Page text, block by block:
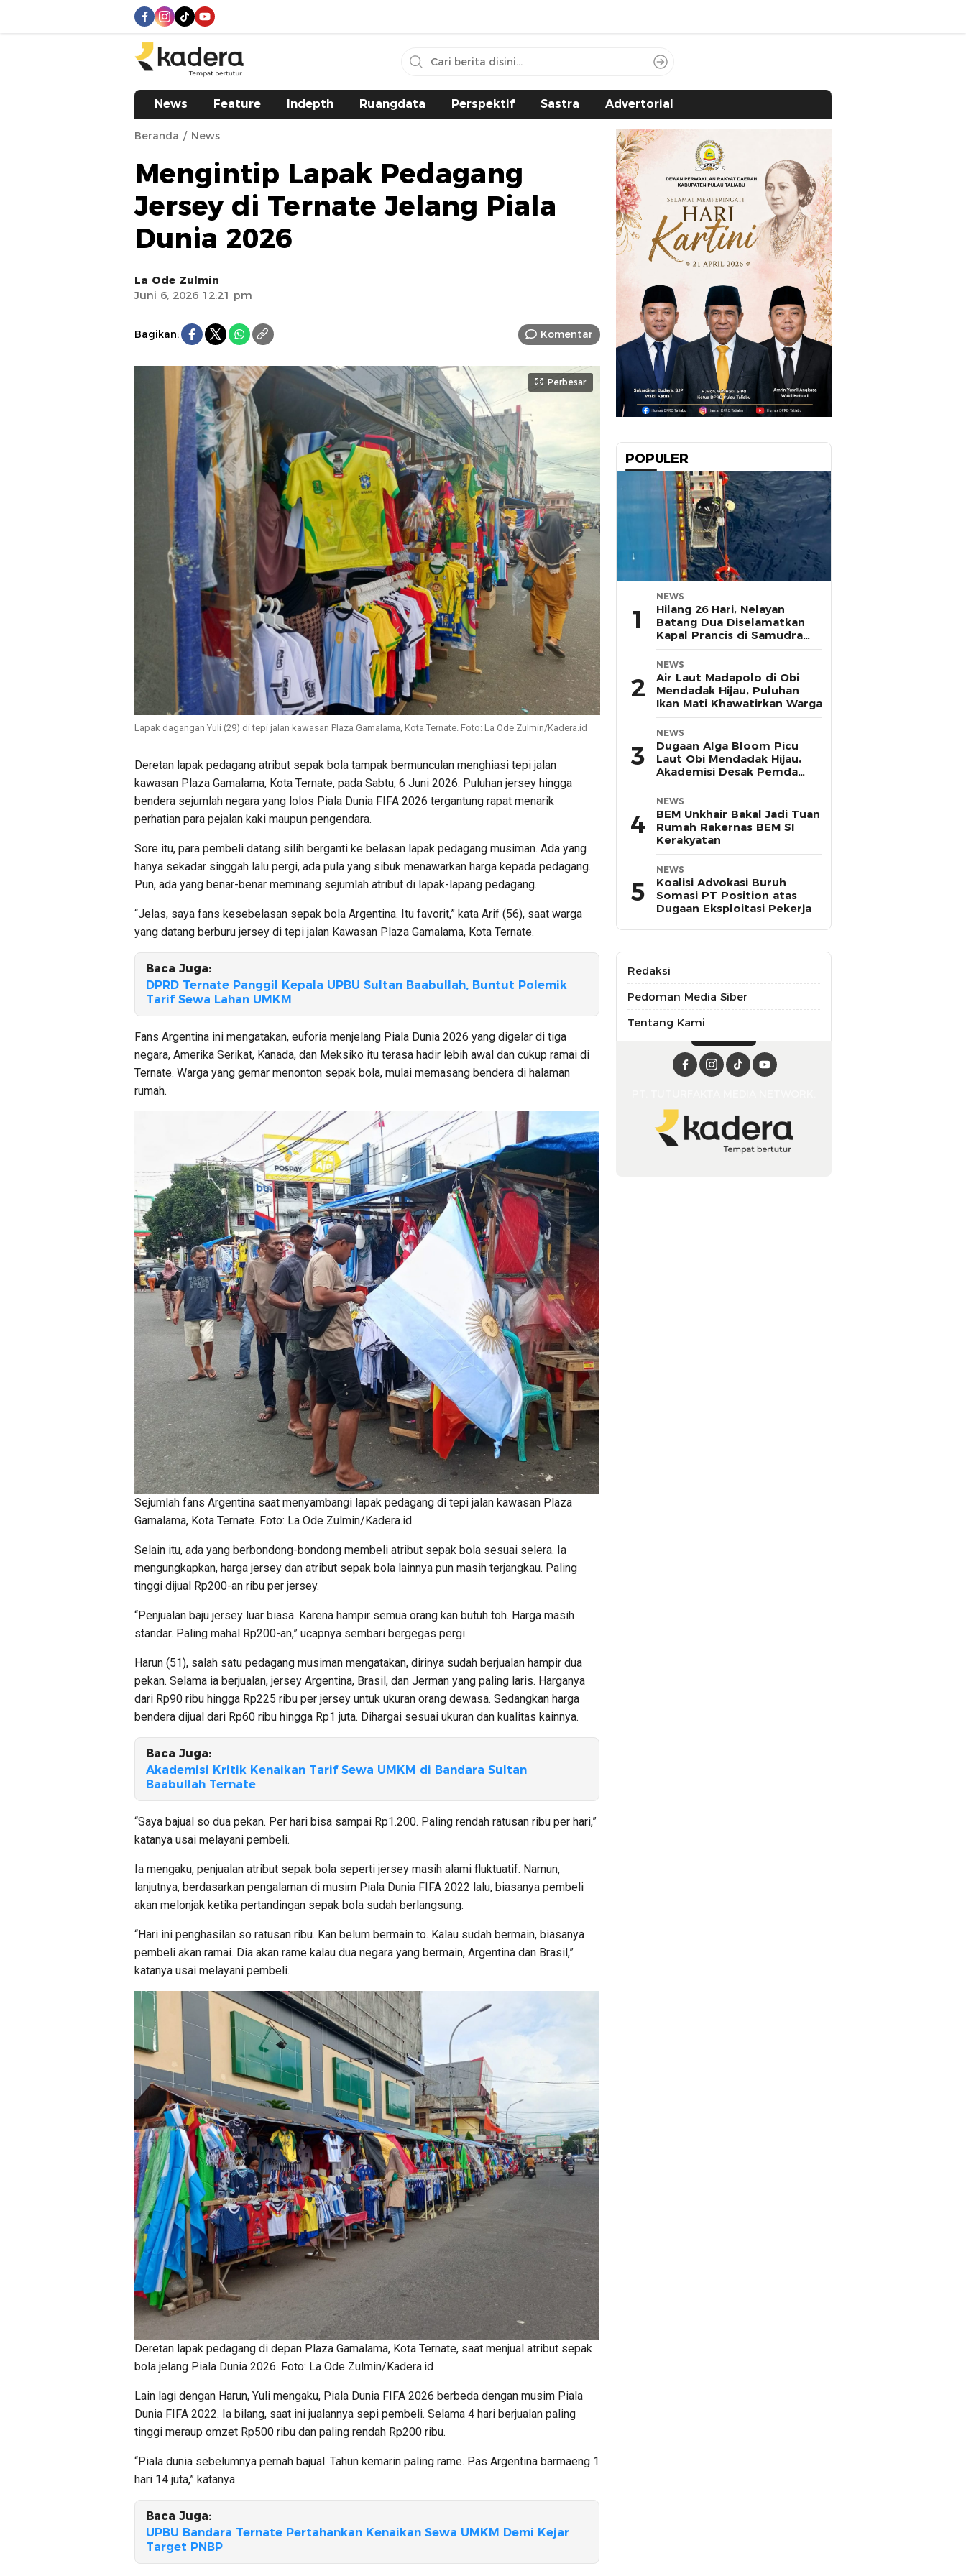
kadera.id
Tempat bertutur
News Feature Indepth Ruangdata Perspektif Sastra Advertorial
Beranda News
Mengintip Lapak Pedagang
Jersey di Ternate Jelang Piala
Dunia 2026
La Ode Zulmin
Juni 6, 2026 12:21 pm
Bagikan: Komentar
Perbesar
Lapak dagangan Yuli (29) di tepi jalan kawasan Plaza Gamalama, Kota Ternate. Foto: La Ode Zulmin/Kadera.id
Deretan lapak pedagang atribut sepak bola tampak bermunculan menghiasi tepi jalan
kawasan Plaza Gamalama, Kota Ternate, pada Sabtu, 6 Juni 2026. Puluhan jersey hingga
bendera sejumlah negara yang lolos Piala Dunia FIFA 2026 tergantung rapat menarik
perhatian para pejalan kaki maupun pengendara.
Sore itu, para pembeli datang silih berganti ke belasan lapak pedagang musiman. Ada yang
hanya sekadar singgah lalu pergi, ada pula yang sibuk menawarkan harga kepada pedagang.
Pun, ada yang benar-benar meminang sejumlah atribut di lapak-lapang pedagang.
“Jelas, saya fans kesebelasan sepak bola Argentina. Itu favorit,” kata Arif (56), saat warga
yang datang berburu jersey di tepi jalan Kawasan Plaza Gamalama, Kota Ternate.
Baca Juga:
DPRD Ternate Panggil Kepala UPBU Sultan Baabullah, Buntut Polemik
Tarif Sewa Lahan UMKM
Fans Argentina ini mengatakan, euforia menjelang Piala Dunia 2026 yang digelar di tiga
negara, Amerika Serikat, Kanada, dan Meksiko itu terasa hadir lebih awal dan cukup ramai di
Ternate. Warga yang gemar menonton sepak bola, mulai memasang bendera di halaman
rumah.
Sejumlah fans Argentina saat menyambangi lapak pedagang di tepi jalan kawasan Plaza
Gamalama, Kota Ternate. Foto: La Ode Zulmin/Kadera.id
Selain itu, ada yang berbondong-bondong membeli atribut sepak bola sesuai selera. Ia
mengungkapkan, harga jersey dan atribut sepak bola lainnya pun masih terjangkau. Paling
tinggi dijual Rp200-an ribu per jersey.
“Penjualan baju jersey luar biasa. Karena hampir semua orang kan butuh toh. Harga masih
standar. Paling mahal Rp200-an,” ucapnya sembari bergegas pergi.
Harun (51), salah satu pedagang musiman mengatakan, dirinya sudah berjualan hampir dua
pekan. Selama ia berjualan, jersey Argentina, Brasil, dan Jerman yang paling laris. Harganya
dari Rp90 ribu hingga Rp225 ribu per jersey untuk ukuran orang dewasa. Sedangkan harga
bendera dijual dari Rp60 ribu hingga Rp1 juta. Dihargai sesuai ukuran dan kualitas kainnya.
Baca Juga:
Akademisi Kritik Kenaikan Tarif Sewa UMKM di Bandara Sultan
Baabullah Ternate
“Saya bajual so dua pekan. Per hari bisa sampai Rp1.200. Paling rendah ratusan ribu per hari,”
katanya usai melayani pembeli.
Ia mengaku, penjualan atribut sepak bola seperti jersey masih alami fluktuatif. Namun,
lanjutnya, berdasarkan pengalaman di musim Piala Dunia FIFA 2022 lalu, biasanya pembeli
akan melonjak ketika pertandingan sepak bola sudah berlangsung.
“Hari ini penghasilan so ratusan ribu. Kan belum bermain to. Kalau sudah bermain, biasanya
pembeli akan ramai. Dia akan rame kalau dua negara yang bermain, Argentina dan Brasil,”
katanya usai melayani pembeli.
Deretan lapak pedagang di depan Plaza Gamalama, Kota Ternate, saat menjual atribut sepak
bola jelang Piala Dunia 2026. Foto: La Ode Zulmin/Kadera.id
Lain lagi dengan Harun, Yuli mengaku, Piala Dunia FIFA 2026 berbeda dengan musim Piala
Dunia FIFA 2022. Ia bilang, saat ini jualannya sepi pembeli. Selama 4 hari berjualan paling
tinggi meraup omzet Rp500 ribu dan paling rendah Rp200 ribu.
“Piala dunia sebelumnya pernah bajual. Tahun kemarin paling rame. Pas Argentina barmaeng 1
hari 14 juta,” katanya.
Baca Juga:
UPBU Bandara Ternate Pertahankan Kenaikan Sewa UMKM Demi Kejar
Target PNBP
POPULER
1
NEWS
Hilang 26 Hari, Nelayan
Batang Dua Diselamatkan
Kapal Prancis di Samudra
Pasifik
2
NEWS
Air Laut Madapolo di Obi
Mendadak Hijau, Puluhan
Ikan Mati Khawatirkan Warga
3
NEWS
Dugaan Alga Bloom Picu
Laut Obi Mendadak Hijau,
Akademisi Desak Pemda
Halsel Uji Sampel
4
NEWS
BEM Unkhair Bakal Jadi Tuan
Rumah Rakernas BEM SI
Kerakyatan
5
NEWS
Koalisi Advokasi Buruh
Somasi PT Position atas
Dugaan Eksploitasi Pekerja
Redaksi
Pedoman Media Siber
Tentang Kami